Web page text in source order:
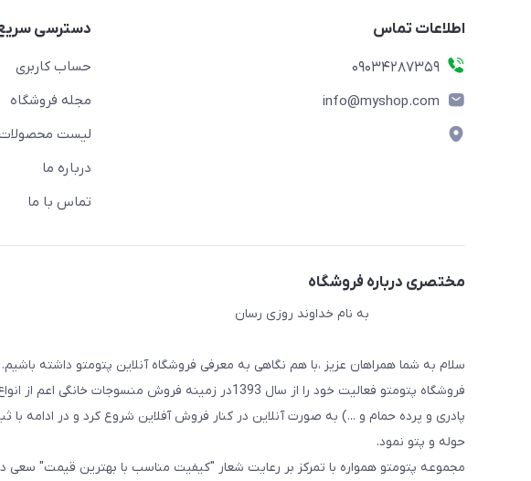
اطلاعات تماس
09034287359
info@myshop.com
دسترسی
حساب کاربری
مجله فروشگاه
لیست
درباره ما
تماس با ما
مختصری درباره فروشگاه
به نام خداوند روزی رسان
سلام به شما همراهان عزیز ،با هم نگاهی به معرفی فروشگاه آنلاین پتومتو داشته باشیم.
فروشگاه پتومتو فعالیت خود را از سال 1393در زمینه فروش
پادری و پرده حمام و ...) به صورت آنلاین در کنار فروش آفلاین شروع کرد و در ادامه با
حوله و پتو نمود.
مجموعه پتومتو همواره با تمرکز بر رعایت شعار "کیفیت مناسب با بهترین قیمت"